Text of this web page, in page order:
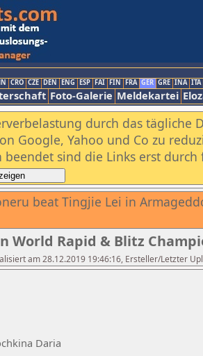
CRO CZE DEN ENG ESP FAI FIN FRA GER GRE INA ITA
Foto-Galerie Meldekartei
durch das tägliche
Google, Yahoo und Co zu
beendet sind die Links erst
beat Tingjie Lei in
World Rapid & Blitz
am 28.12.2019 19:46:16, Ersteller/Letzter
Daria